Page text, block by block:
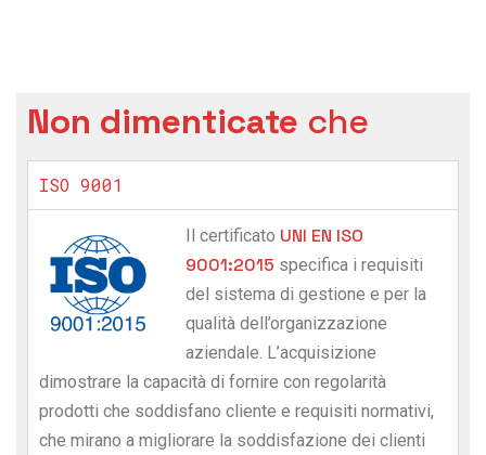
Non dimenticate che
ISO 9001
Il certificato UNI EN ISO
9001:2015 specifica i requisiti
del sistema di gestione e per la
qualità dell’organizzazione
aziendale. L’acquisizione
dimostrare la capacità di fornire con regolarità
prodotti che soddisfano cliente e requisiti normativi,
che mirano a migliorare la soddisfazione dei clienti